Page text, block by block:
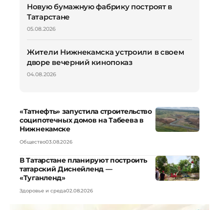
Новую бумажную фабрику построят в
Татарстане
05.08.2026
Жители Нижнекамска устроили в своем
дворе вечерний кинопоказ
04.08.2026
«Татнефть» запустила строительство
соципотечных домов на Табеева в
Нижнекамске
Общество03.08.2026
В Татарстане планируют построить
татарский Диснейленд —
«Туганленд»
Здоровье и среда02.08.2026